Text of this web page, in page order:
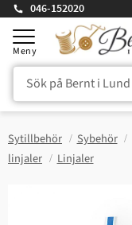
Meny
046-152020
Sytillbehör Sybehör
linjaler
Linjaler